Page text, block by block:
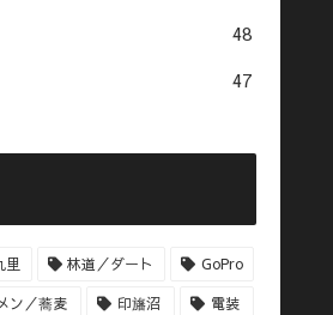
48
47
里 林道／ダート GoPro
ン／蕎麦 印旛沼 電装